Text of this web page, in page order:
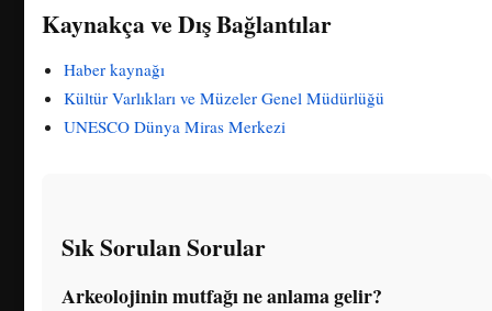
Kaynakça ve Dış Bağlantılar
Haber kaynağı
Kültür Varlıkları ve Müzeler Genel Müdürlüğü
UNESCO Dünya Miras Merkezi
Sık Sorulan Sorular
Arkeolojinin mutfağı ne anlama gelir?